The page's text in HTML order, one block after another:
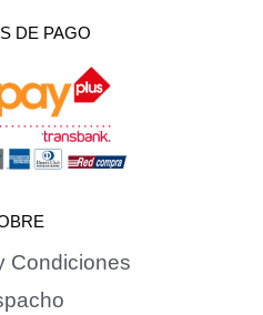
DE PAGO
Condiciones